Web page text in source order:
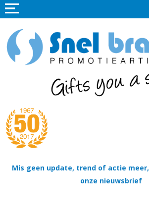
Mis geen update, trend of actie meer,
onze nieuwsbrief
Home
Promotieartikelen
Tassen
Thema's